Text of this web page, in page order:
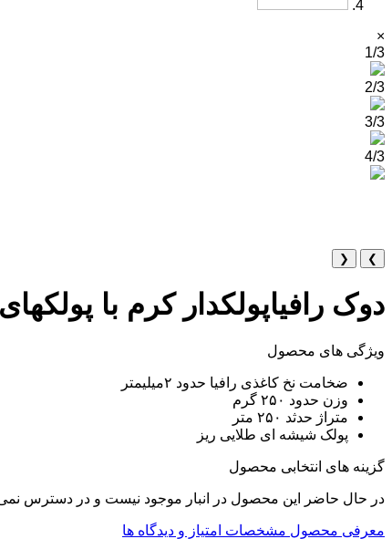
×
1/3
2/3
3/3
4/3
❯
❮
دوک رافیاپولکدار کرم با
ویژگی های محصول
ضخامت نخ کاغذی رافیا حدود ۲میلیمتر
وزن حدود ۲۵۰ گرم
متراژ حدثد ۲۵۰ متر
پولک شیشه ای طلایی ریز
گزینه های انتخابی محصول
در حال حاضر این محصول در انبار موجود نیست و در دسترس
معرفی محصول مشخصات امتیاز و دیدگاه ها